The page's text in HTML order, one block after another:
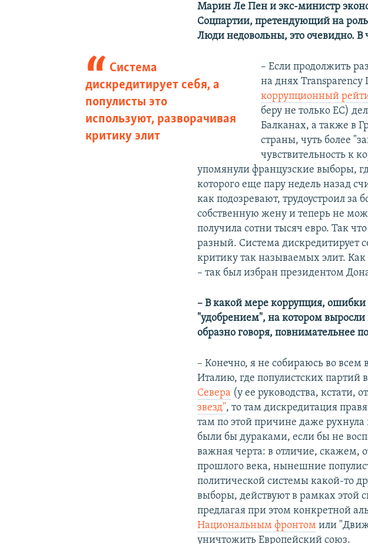
Марин Ле Пен и экс-министр
Соцпартии, претендующий на
Люди недовольны, это очевидно. В
Система
дискредитирует себя, а
популисты это
используют, разворачивая
критику элит
– Если продолжить
на днях Transparency
коррупционный
беру не только ЕС)
Балканах, а также в
страны, чуть более
чувствительность к
упомянули французские выборы,
которого еще пару недель назад
как подозревают, трудоустроил за
собственную жену и теперь не
получила сотни тысяч евро. Так
разный. Система дискредитирует
критику так называемых элит.
– так был избран президентом
– В какой мере коррупция,
"удобрением", на котором
образно говоря, повнимательнее
– Конечно, я не собираюсь во всем
Италию, где популистских партий
Севера (у ее руководства,
звезд", то там дискредитация
там по этой причине даже
были бы дураками, если бы не
важная черта: в отличие, скажем,
прошлого века, нынешние
политической системы какой-то
выборы, действуют в рамках этой
предлагая при этом конкретной
Национальным фронтом или
уничтожить Европейский союз.